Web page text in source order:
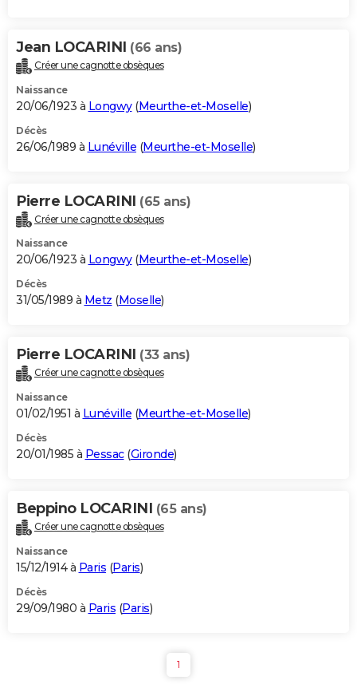
Jean LOCARINI (66 ans)
Créer une cagnotte obsèques
Naissance
20/06/1923 à Longwy(Meurthe-et-Moselle)
Décès
26/06/1989 à Lunéville (Meurthe-et-Moselle)
Pierre LOCARINI (65 ans)
Créer une cagnotte obsèques
Naissance
20/06/1923 à Longwy(Meurthe-et-Moselle)
Décès
31/05/1989 à Metz (Moselle)
Pierre LOCARINI (33 ans)
Créer une cagnotte obsèques
Naissance
01/02/1951 à Lunéville (Meurthe-et-Moselle)
Décès
20/01/1985 à Pessac(Gironde)
Beppino LOCARINI (65 ans)
Créer une cagnotte obsèques
Naissance
15/12/1914 à Paris (Paris)
Décès
29/09/1980 à Paris (Paris)
1